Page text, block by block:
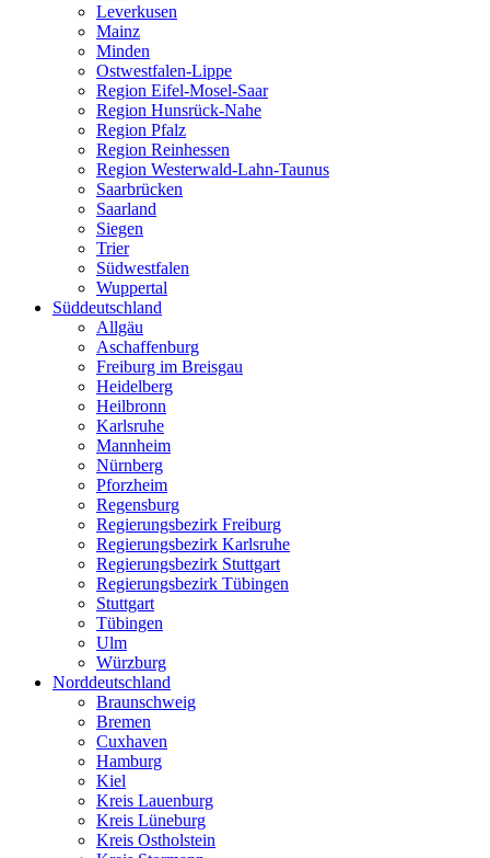
Leverkusen
Mainz
Minden
Ostwestfalen-Lippe
Region Eifel-Mosel-Saar
Region Hunsrück-Nahe
Region Pfalz
Region Reinhessen
Region Westerwald-Lahn-Taunus
Saarbrücken
Saarland
Siegen
Trier
Südwestfalen
Wuppertal
Süddeutschland
Allgäu
Aschaffenburg
Freiburg im Breisgau
Heidelberg
Heilbronn
Karlsruhe
Mannheim
Nürnberg
Pforzheim
Regensburg
Regierungsbezirk Freiburg
Regierungsbezirk Karlsruhe
Regierungsbezirk Stuttgart
Regierungsbezirk Tübingen
Stuttgart
Tübingen
Ulm
Würzburg
Norddeutschland
Braunschweig
Bremen
Cuxhaven
Hamburg
Kiel
Kreis Lauenburg
Kreis Lüneburg
Kreis Ostholstein